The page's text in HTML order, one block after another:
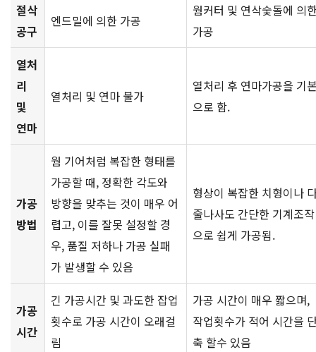
절삭
공구
엔드밀에 의한 가공
웜커터 및 연삭숯돌에 의
가공
열처
리
및
연마
열처리 및 연마 불가
열처리 후 연마가공을 기
으로 함.
가공
방법
웜 기어처럼 복잡한 형태를
가공할 때, 정확한 각도와
방향을 맞추는 것이 매우 어
렵고, 이를 잘못 설정할 경
우, 품질 저하나 가공 실패
가 발생할 수 있음
형상이 복잡한 치형이나
줄나사도 간단한 기계조작
으로 쉽게 가공됨.
가공
시간
긴 가공시간 및 과도한 잡업
횟수로 가공 시간이 오래걸
림
가공 시간이 매우 짧으며,
작업횟수가 적어 시간을
축 할수 있음